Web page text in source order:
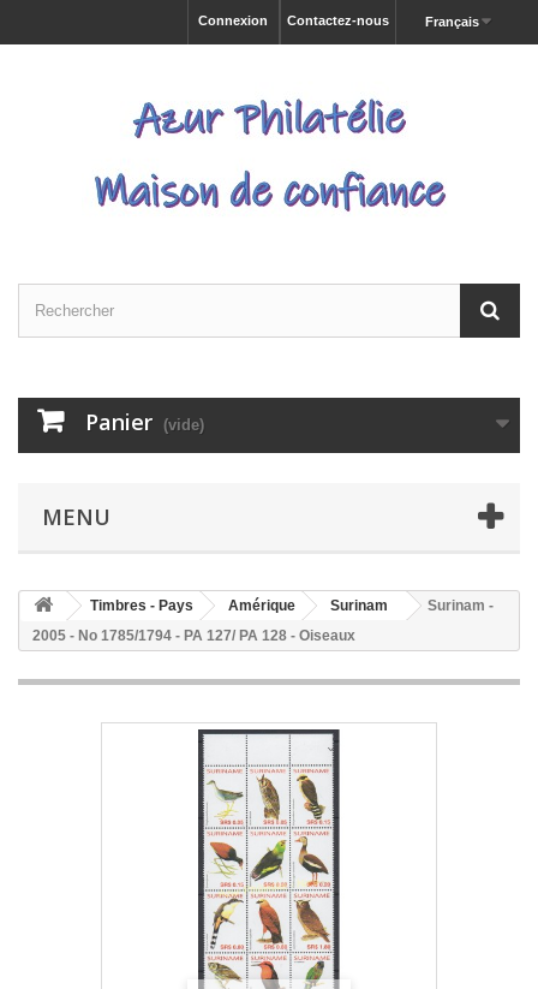
Français
Contactez-nous
Connexion
Panier (vide)
MENU
Timbres - Pays Amérique Surinam
Surinam -
2005 - No 1785/1794 - PA 127/ PA 128 - Oiseaux